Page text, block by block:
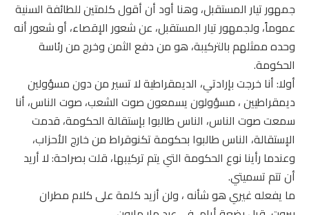
جمهور تيار المستقبل، وهنا أود أن أقول كلمتين للطائفة السنية
عموماً، ولجمهور تيار المستقبل، عن شعور الإقصاء، أو شعور أنه
وحده ممثلهم بالتركيبة، هو من دفع الثمن وخرج من رئاسة
الحكومة.
أولا: أنا خرجت بإرادتي، الديمقراطية لا تسير من دون مسؤولين
ديمقراطيين ، مسؤولون يسمعون صوت الشعب، صوت الناس، أنا
سمعت صوت الناس، الناس طالبوا بإستقالة الحكومة، قدمت
الإستقالة، الناس طالبوا بحكومة تكنوقراط من خارج الأحزاب،
وعندما رأينا نوع الحكومة التي يتم تركيبها، قلت بصراحة: لا أريد
أن تتم تسميتي.
ما يفعله غيري هو شأنه ، ولن أزيد كلمة على كلام مطران